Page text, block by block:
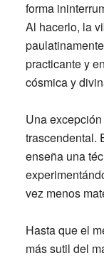
forma
Al hacerlo, la
practicante y
cósmica y
Una
trascendental.
enseña una
vez menos
Hasta que el
más sutil del